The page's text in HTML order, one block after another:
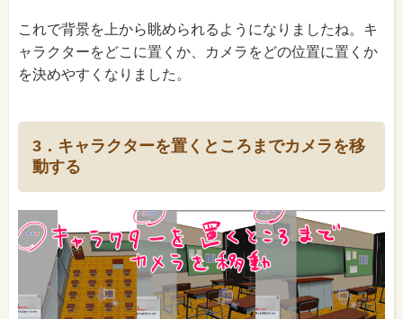
これで背景を上から眺められるようになりましたね。キ
ャラクターをどこに置くか、カメラをどの位置に置くか
を決めやすくなりました。
3．キャラクターを置くところまでカメラを移
動する